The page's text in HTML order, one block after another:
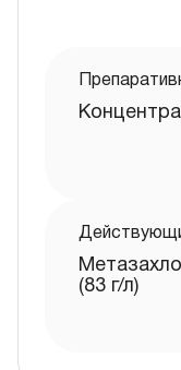
(83 г/л)